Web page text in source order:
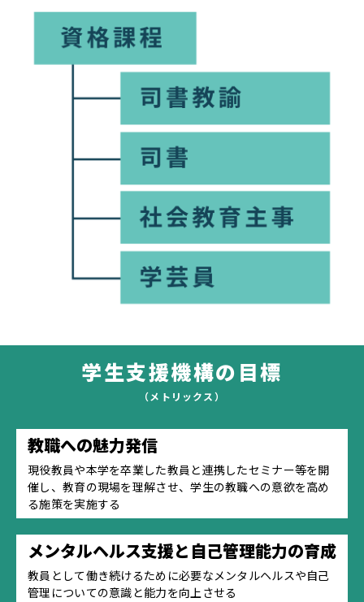
学生支援機構の目標
（メトリックス）
教職への魅力発信
現役教員や本学を卒業した教員と連携したセミナー等を開
催し、教育の現場を理解させ、学生の教職への意欲を高め
る施策を実施する
メンタルヘルス支援と自己管理能力の育成
教員として働き続けるために必要なメンタルヘルスや自己
管理についての意識と能力を向上させる